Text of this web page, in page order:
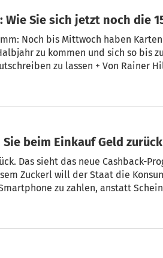
 Geld zurück vom Staat: Wie Sie sich
Noch bis Mittwoch haben
zu kommen und sich so bis
zu lassen + Von Rainer
Sie beim Einkauf Geld zurück
Das sieht das neue Cashback-
Zuckerl will der Staat die
anstatt Schein und Münze